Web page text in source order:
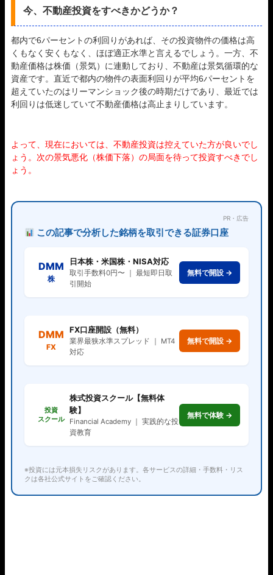
今、不動産投資をすべきかどうか？
都内で6パーセントの利回りがあれば、その投資物件の価格は高
くもなく安くもなく、ほぼ適正水準と言えるでしょう。一方、不
動産価格は株価（景気）に連動しており、不動産は景気循環的な
資産です。直近で都内の物件の表面利回りが平均6パーセントを
超えていたのはリーマンショック後の時期だけであり、最近では
利回りは低迷していて不動産価格は高止まりしています。
よって、現在においては、不動産投資は控えていた方が良いでし
ょう。次の景気悪化（株価下落）の局面を待って投資すべきでし
ょう。
PR・広告
この記事で分析した銘柄を取引できる証券口座
DMM
株
日本株・米国株・NISA対応
取引手数料0円〜 ｜ 最短即日取
引開始
無料で開設 →
DMM
FX
FX口座開設（無料）
業界最狭水準スプレッド ｜ MT4
対応
無料で開設 →
投資
スクール
株式投資スクール【無料体
験】
Financial Academy ｜ 実践的な投
資教育
無料で体験 →
※投資には元本損失リスクがあります。各サービスの詳細・手数料・リス
クは各社公式サイトをご確認ください。